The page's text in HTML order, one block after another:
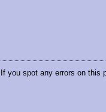
If you spot any errors on this